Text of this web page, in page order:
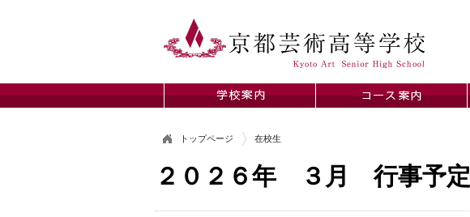
トップページ 在校生
２０２６年 ３月 行事予定